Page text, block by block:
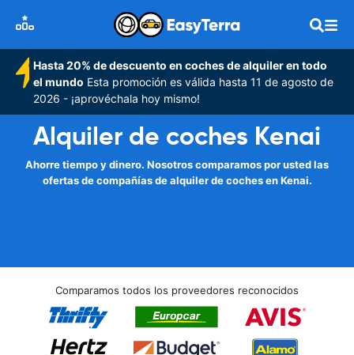
Hasta 20% de descuento en coches de alquiler en todo
el mundo Esta promoción es válida hasta 11 de agosto de
2026 - ¡aprovéchala hoy mismo!
Alquiler de coches Kenai
Ahorre tiempo y dinero. Nosotros comparamos por usted las
ofertas de compañías de alquiler de coches en Kenai.
Comparamos todos los proveedores reconocidos